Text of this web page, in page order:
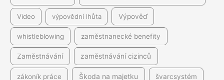
Video výpovědní lhůta Výpověď
whistleblowing zaměstnanecké benefity
Zaměstnávání zaměstnávání cizinců
zákoník práce Škoda na majetku švarcsystém